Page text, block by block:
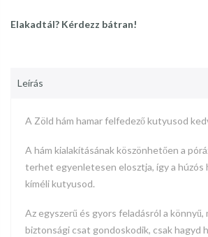
Elakadtál? Kérdezz bátran!
Leírás
A Zöld hám hamar felfedező kutyusod
A hám kialakításának köszönhetően a
terhet egyenletesen elosztja, így a húzós
kíméli kutyusod.
Az egyszerű és gyors feladásról a könnyű,
biztonsági csat gondoskodik, csak hagyd